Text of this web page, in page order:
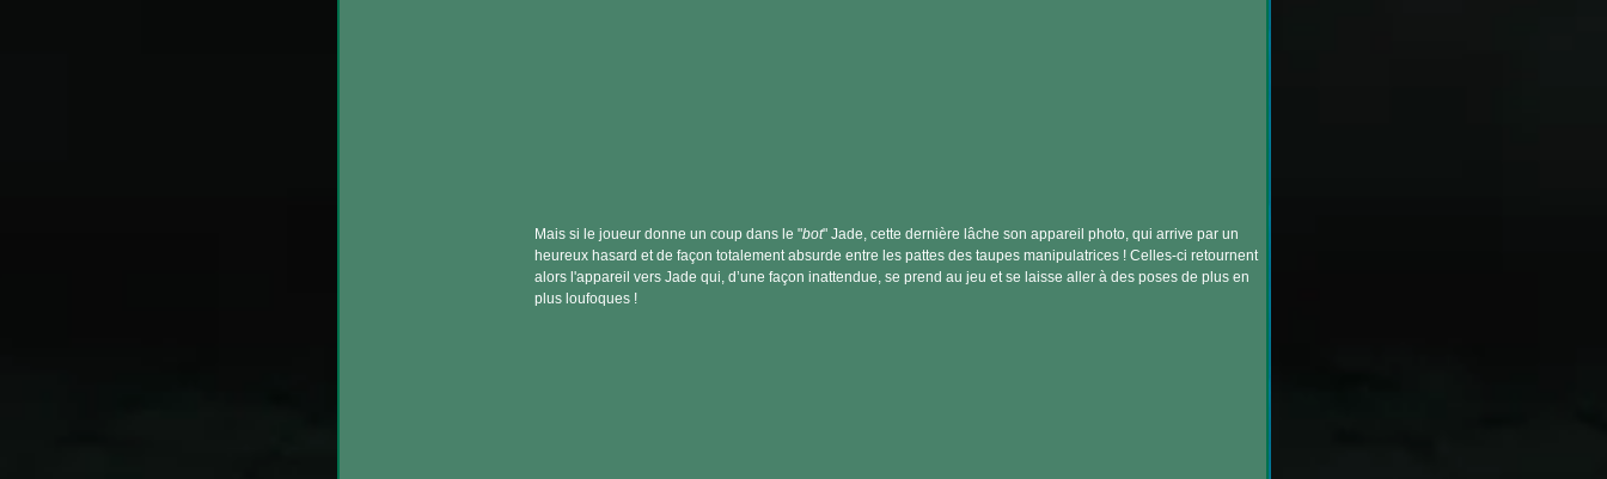
Mais si le joueur donne un coup dans le "bot" Jade, cette dernière lâche son appareil photo, qui arrive par un
heureux hasard et de façon totalement absurde entre les pattes des taupes manipulatrices ! Celles-ci retournent
alors l'appareil vers Jade qui, d’une façon inattendue, se prend au jeu et se laisse aller à des poses de plus en
plus loufoques !